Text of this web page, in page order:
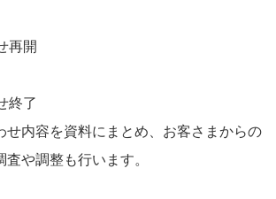
再開
終了
せ内容を資料にまとめ、お客さまからの
や調整も行います。